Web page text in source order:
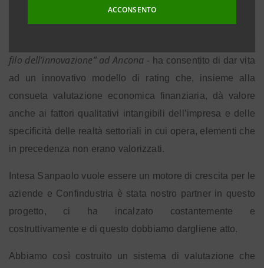
ACCONSENTO
Confindustria Piccola Industria
Barrese, responsabile della Banca dei Territori di Intesa
filo dell’innovazione” ad Ancona - ha consentito di dar vita
ad un innovativo modello di rating che, insieme alla
consueta valutazione economica finanziaria, dà valore
anche ai fattori qualitativi intangibili dell’impresa e delle
specificità delle realtà settoriali in cui opera, elementi che
in precedenza non erano valorizzati.
Intesa Sanpaolo vuole essere un motore di crescita per le
aziende e Confindustria è stata nostro partner in questo
progetto, ci ha incalzato costantemente e
costruttivamente e di questo dobbiamo dargliene atto.
Abbiamo così costruito un sistema di valutazione che